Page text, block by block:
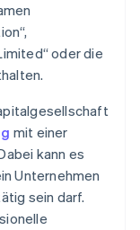
oder die
mit einer
kann es
Unternehmen
sein darf.